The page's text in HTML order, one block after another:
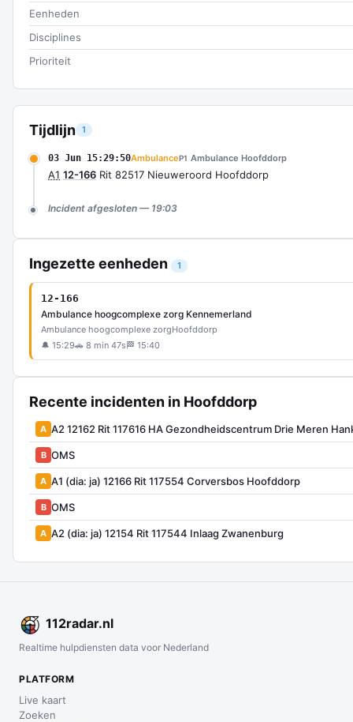
Tijdlijn 1
03 Jun 15:29:50AmbulanceP1 Ambulance Hoofddorp
A1 12-166 Rit 82517 Nieuweroord Hoofddorp
Incident afgesloten — 19:03
Ingezette eenheden 1
12-166
Ambulance hoogcomplexe zorg Kennemerland
Ambulance hoogcomplexe zorgHoofddorp
🔔 15:29🚗 8 min 47s 🏁 15:40
Recente incidenten in Hoofddorp
A A2 12162 Rit 117616 HA Gezondheidscentrum Drie Meren
B OMS
A A1 (dia: ja) 12166 Rit 117554 Corversbos Hoofddorp
B OMS
A A2 (dia: ja) 12154 Rit 117544 Inlaag Zwanenburg
Eenheden
Disciplines
Prioriteit
112radar.nl
Realtime hulpdiensten data voor Nederland
PLATFORM
Live kaart
Zoeken